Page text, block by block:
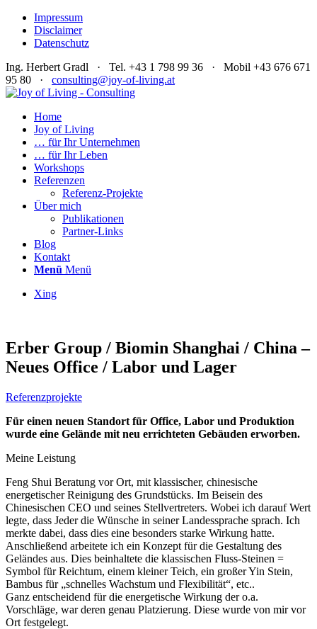
Impressum
Disclaimer
Datenschutz
Ing. Herbert Gradl · Tel. +43 1 798 99 36 · Mobil +43 676 671
95 80 · consulting@joy-of-living.at
Home
Joy of Living
… für Ihr Unternehmen
… für Ihr Leben
Workshops
Referenzen
Referenz-Projekte
Über mich
Publikationen
Partner-Links
Blog
Kontakt
Menü Menü
Xing
Erber Group / Biomin Shanghai / China –
Neues Office / Labor und Lager
Referenzprojekte
Für einen neuen Standort für Office, Labor und Produktion
wurde eine Gelände mit neu errichteten Gebäuden erworben.
Meine Leistung
Feng Shui Beratung vor Ort, mit klassischer, chinesische
energetischer Reinigung des Grundstücks. Im Beisein des
Chinesischen CEO und seines Stellvertreters. Wobei ich darauf Wert
legte, dass Jeder die Wünsche in seiner Landessprache sprach. Ich
merkte dabei, dass dies eine besonders starke Wirkung hatte.
Anschließend arbeitete ich ein Konzept für die Gestaltung des
Geländes aus. Dies beinhaltete die klassischen Fluss-Steinen =
Symbol für Reichtum, einem kleiner Teich, ein großer Yin Stein,
Bambus für „schnelles Wachstum und Flexibilität“, etc..
Ganz entscheidend für die energetische Wirkung der o.a.
Vorschläge, war deren genau Platzierung. Diese wurde von mir vor
Ort festgelegt.